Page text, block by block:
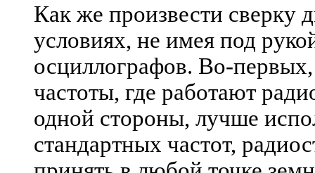
Как же произвести сверку
условиях, не имея под
осциллографов. Во-
частоты, где работают
одной стороны, лучше
стандартных частот,